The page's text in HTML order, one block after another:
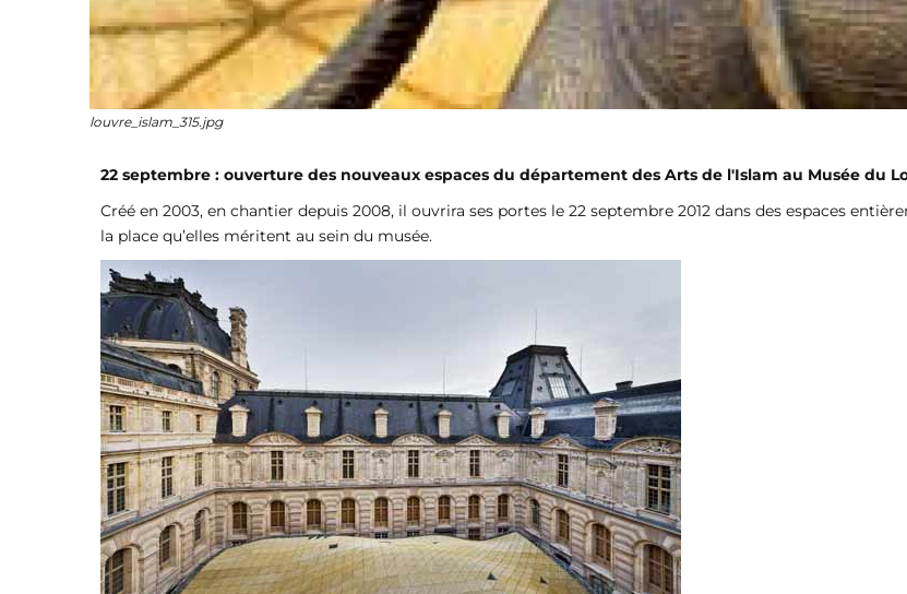
louvre_islam_315.jpg
22 septembre : ouverture des nouveaux espaces du département des Arts de l'Islam au Musée du
Créé en 2003, en chantier depuis 2008, il ouvrira ses portes le 22 septembre 2012 dans des espaces
la place qu’elles méritent au sein du musée.